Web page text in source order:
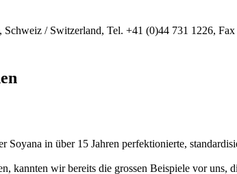
/ Switzerland, Tel. +41 (0)44 731 1226,
in über 15 Jahren perfektionierte,
kannten wir bereits die grossen Beispiele vor